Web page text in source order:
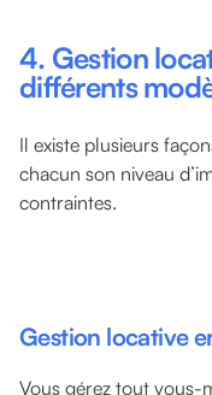
4. Gestion
différents
Il existe plusieurs
chacun son niveau
contraintes.
Gestion locative
Vous gérez tout vous-